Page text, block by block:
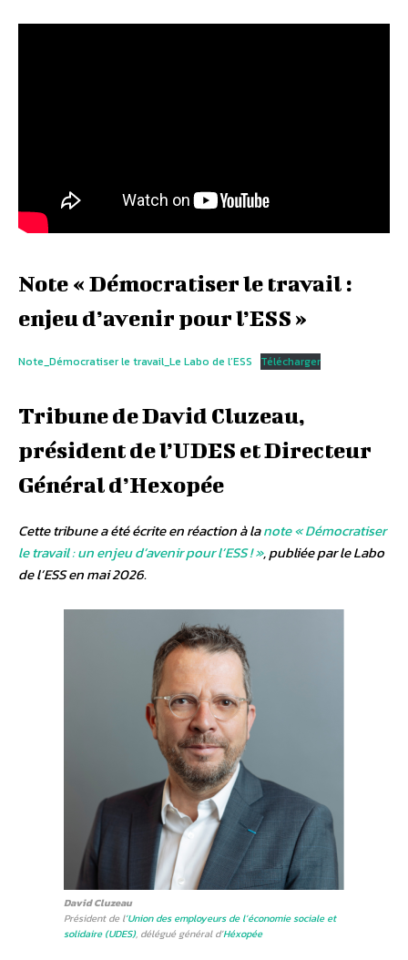
Note « Démocratiser le travail :
enjeu d’avenir pour l’ESS »
Note_Démocratiser le travail_Le Labo de l’ESS Télécharger
Tribune de David Cluzeau,
président de l’UDES et Directeur
Général d’Hexopée
Cette tribune a été écrite en réaction à lanote « Démocratiser
le travail : un enjeu d’avenir pour l’ESS ! », publiée par le Labo
de l’ESS en mai 2026.
David Cluzeau
Président de l’Union des employeurs de l’économie sociale et
solidaire (UDES), délégué général d’Héxopée